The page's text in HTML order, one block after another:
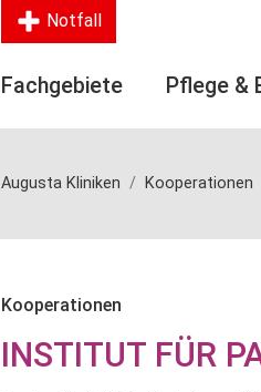
Notfall
Fachgebiete Pflege &
Augusta Kliniken Kooperationen
Kooperationen
INSTITUT FÜR